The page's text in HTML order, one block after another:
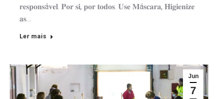
𝐫𝐞𝐬𝐩𝐨𝐧𝐬á𝐯𝐞𝐥. 𝐏𝐨𝐫 𝐬𝐢, 𝐩𝐨𝐫 𝐭𝐨𝐝𝐨𝐬. 𝐔𝐬𝐞 𝐌á𝐬𝐜𝐚𝐫𝐚, 𝐇𝐢𝐠𝐢𝐞𝐧𝐢𝐳𝐞
𝐚𝐬…
Ler mais
Jun
7